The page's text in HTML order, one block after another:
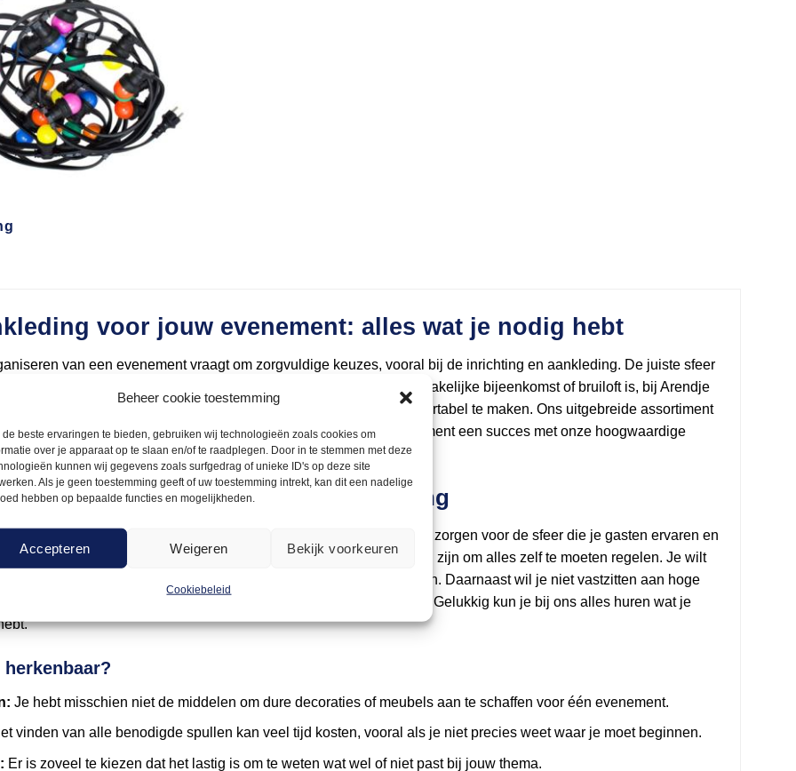
Beheer cookie toestemming
de beste ervaringen te bieden, gebruiken wij technologieën zoals cookies om
over je apparaat op te slaan en/of te raadplegen. Door in te stemmen met deze
kunnen wij gegevens zoals surfgedrag of unieke ID's op deze site
Als je geen toestemming geeft of uw toestemming intrekt, kan dit een nadelige
hebben op bepaalde functies en mogelijkheden.
Accepteren Weigeren Bekijk voorkeuren
Cookiebeleid
voor jouw evenement: alles wat je nodig hebt
van een evenement vraagt om zorgvuldige keuzes, vooral bij de inrichting en aankleding. De juiste sfeer
zorgen voor een onvergetelijke ervaring. Of het nu een feest, zakelijke bijeenkomst of bruiloft is, bij Arendje
vind je alles wat je nodig hebt om jouw evenement stijlvol en comfortabel te maken. Ons uitgebreide assortiment
elke gelegenheid passende oplossingen. Maak van jouw evenement een succes met onze hoogwaardige
van goede inrichting en aankleding
en aankleding van een evenement zijn niet zomaar details. Ze zorgen voor de sfeer die je gasten ervaren en
je om het juiste gevoel over te brengen. Maar het kan overweldigend zijn om alles zelf te moeten regelen. Je wilt
dat je evenement er piekfijn uitziet, maar het moet ook praktisch zijn. Daarnaast wil je niet vastzitten aan hoge
voor het kopen van spullen die je misschien maar één keer gebruikt. Gelukkig kun je bij ons alles huren wat je
Je hebt misschien niet de middelen om dure decoraties of meubels aan te schaffen voor één evenement.
vinden van alle benodigde spullen kan veel tijd kosten, vooral als je niet precies weet waar je moet beginnen.
Er is zoveel te kiezen dat het lastig is om te weten wat wel of niet past bij jouw thema.